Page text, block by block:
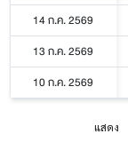
14 ก.ค. 2569
13 ก.ค. 2569
10 ก.ค. 2569
แสดง